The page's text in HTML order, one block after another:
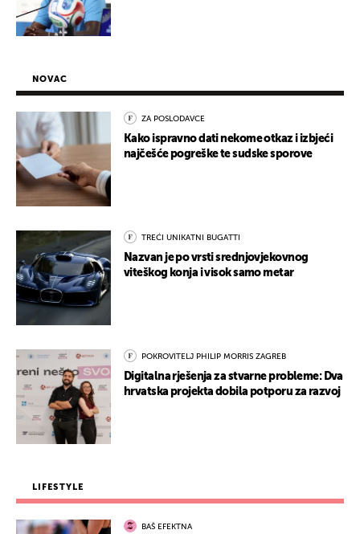
NOVAC
ZA POSLODAVCE
Kako ispravno dati nekome otkaz i izbjeći
najčešće pogreške te sudske sporove
TREĆI UNIKATNI BUGATTI
Nazvan je po vrsti srednjovjekovnog
viteškog konja i visok samo metar
POKROVITELJ PHILIP MORRIS ZAGREB
Digitalna rješenja za stvarne probleme: Dva
hrvatska projekta dobila potporu za razvoj
LIFESTYLE
BAŠ EFEKTNA